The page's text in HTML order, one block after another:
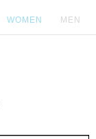
WOMEN MEN